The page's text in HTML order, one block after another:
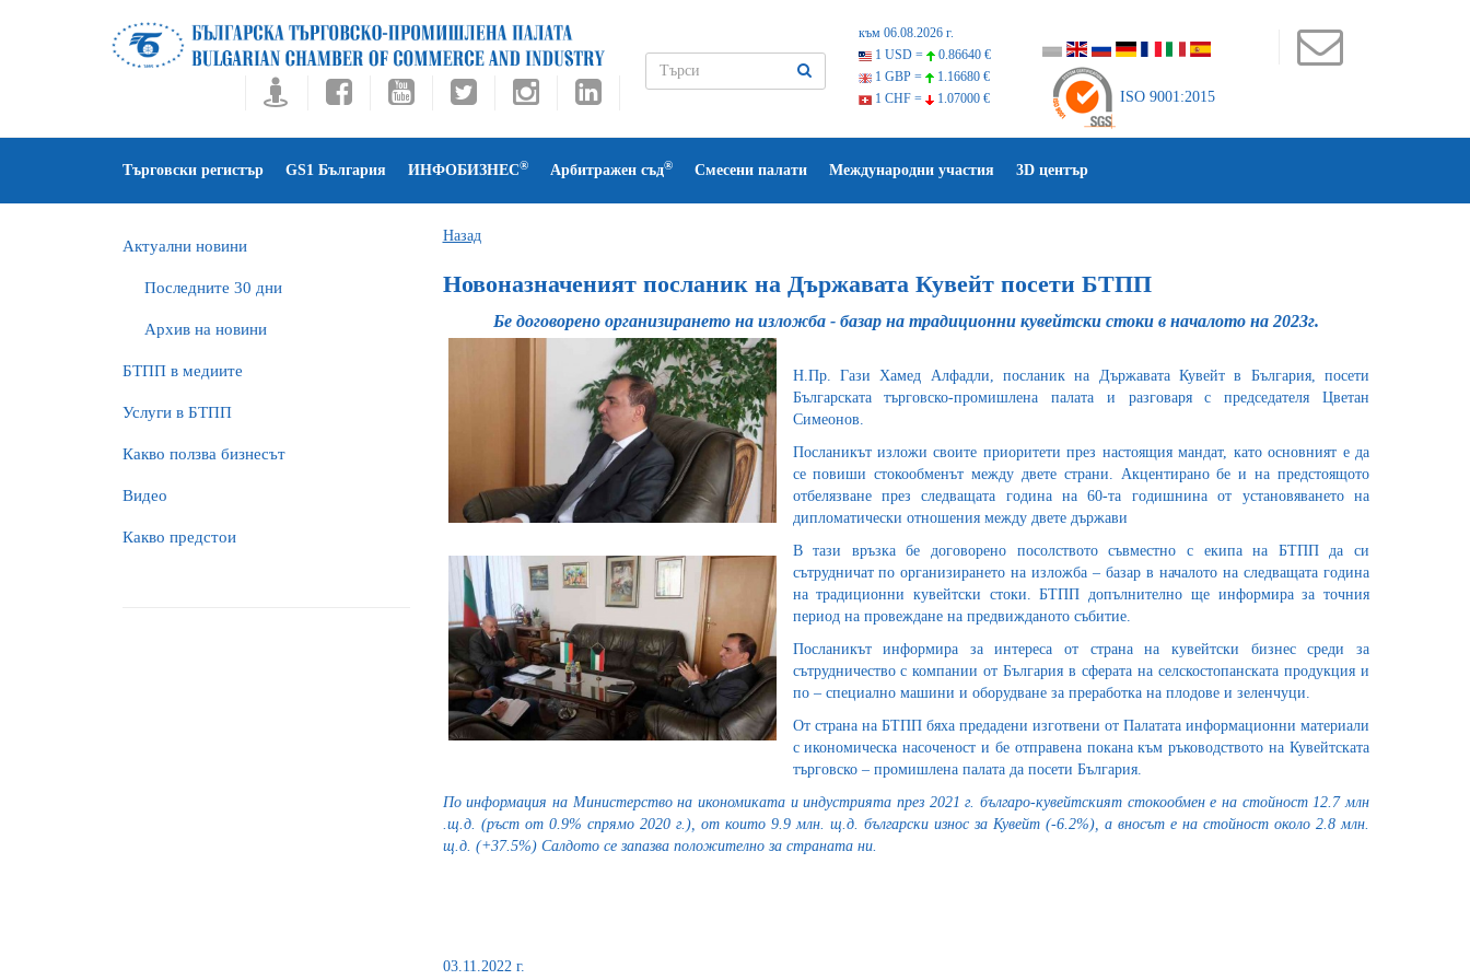
към 06.08.2026 г.
1 USD =
0.86640 €
1 GBP =
1.16680 €
1 CHF =
1.07000 € ISO 9001:2015
Търговски регистър GS1 България ИНФОБИЗНЕС® Арбитражен съд® Смесени палати Международни участия 3D център
Актуални новини
Последните 30 дни
Архив на новини
БTПП в медиите
Услуги в БТПП
Какво ползва бизнесът
Видео
Какво предстои
Назад
Новоназначеният посланик на Държавата Кувейт посети БТПП
Бе договорено организирането на изложба - базар на традиционни кувейтски стоки в началото на 2023г.
Н.Пр. Гази Хамед Алфадли, посланик на Държавата Кувейт в България, посети
Българската търговско-промишлена палата и разговаря с председателя Цветан
Симеонов.
Посланикът изложи своите приоритети през настоящия мандат, като основният е да
се повиши стокообменът между двете страни. Акцентирано бе и на предстоящото
отбелязване през следващата година на 60-та годишнина от установяването на
дипломатически отношения между двете държави
В тази връзка бе договорено посолството съвместно с екипа на БТПП да си
сътрудничат по организирането на изложба – базар в началото на следващата година
на традиционни кувейтски стоки. БТПП допълнително ще информира за точния
период на провеждане на предвижданото събитие.
Посланикът информира за интереса от страна на кувейтски бизнес среди за
сътрудничество с компании от България в сферата на селскостопанската продукция и
по – специално машини и оборудване за преработка на плодове и зеленчуци.
От страна на БТПП бяха предадени изготвени от Палатата информационни материали
с икономическа насоченост и бе отправена покана към ръководството на Кувейтската
търговско – промишлена палата да посети България.
По информация на Министерство на икономиката и индустрията през 2021 г. българо-кувейтският стокообмен е на стойност 12.7 млн
.щ.д. (ръст от 0.9% спрямо 2020 г.), от които 9.9 млн. щ.д. български износ за Кувейт (-6.2%), а вносът е на стойност около 2.8 млн.
щ.д. (+37.5%) Салдото се запазва положително за страната ни.
03.11.2022 г.